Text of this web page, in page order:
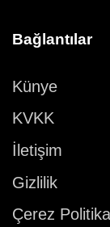
Bağlantılar
Künye
KVKK
İletişim
Gizlilik
Çerez